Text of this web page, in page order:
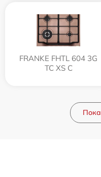
FRANKE FHTL 604 3G
TC XS C